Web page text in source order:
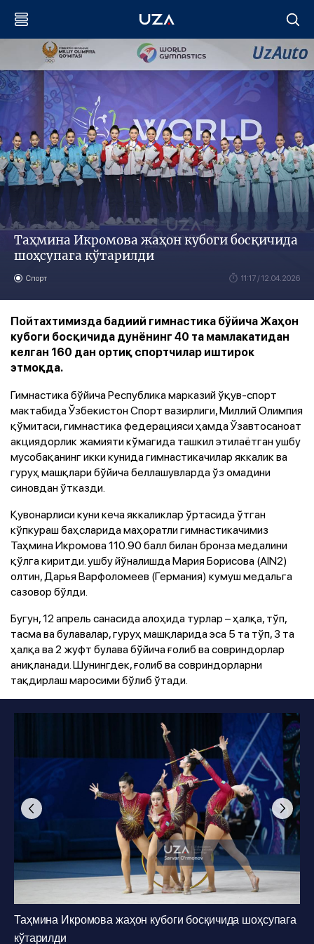
Таҳмина Икромова жаҳон кубоги босқичида
шоҳсупага кўтарилди
Спорт 11:17 / 12.04.2026
Пойтахтимизда бадиий гимнастика бўйича Жаҳон
кубоги босқичида дунёнинг 40 та мамлакатидан
келган 160 дан ортиқ спортчилар иштирок
этмоқда.
Гимнастика бўйича Республика марказий ўқув-спорт
мактабида Ўзбекистон Спорт вазирлиги, Миллий Олимпия
қўмитаси, гимнастика федерацияси ҳамда Ўзавтосаноат
акциядорлик жамияти кўмагида ташкил этилаётган ушбу
мусобақанинг икки кунида гимнастикачилар яккалик ва
гуруҳ машқлари бўйича беллашувларда ўз омадини
синовдан ўтказди.
Қувонарлиси куни кеча яккаликлар ўртасида ўтган
кўпкураш баҳсларида маҳоратли гимнастикачимиз
Таҳмина Икромова 110.90 балл билан бронза медалини
қўлга киритди. ушбу йўналишда Мария Борисова (AIN2)
олтин, Дарья Варфоломеев (Германия) кумуш медальга
сазовор бўлди.
Бугун, 12 апрель санасида алоҳида турлар – ҳалқа, тўп,
тасма ва булавалар, гуруҳ машқларида эса 5 та тўп, 3 та
ҳалқа ва 2 жуфт булава бўйича ғолиб ва совриндорлар
аниқланади. Шунингдек, ғолиб ва совриндорларни
тақдирлаш маросими бўлиб ўтади.
Таҳмина Икромова жаҳон кубоги босқичида шоҳсупага
кўтарилди